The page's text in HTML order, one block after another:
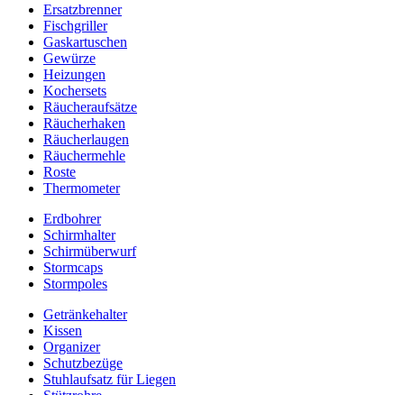
Ersatzbrenner
Fischgriller
Gaskartuschen
Gewürze
Heizungen
Kochersets
Räucheraufsätze
Räucherhaken
Räucherlaugen
Räuchermehle
Roste
Thermometer
Erdbohrer
Schirmhalter
Schirmüberwurf
Stormcaps
Stormpoles
Getränkehalter
Kissen
Organizer
Schutzbezüge
Stuhlaufsatz für Liegen